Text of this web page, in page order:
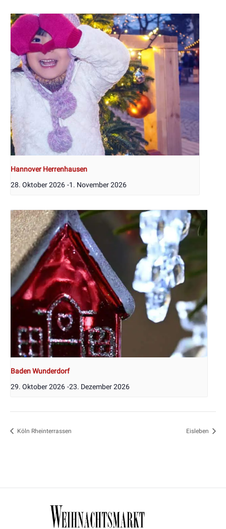
Hannover Herrenhausen
28. Oktober 2026 -1. November 2026
Baden Wunderdorf
29. Oktober 2026 -23. Dezember 2026
Köln Rheinterrassen Eisleben